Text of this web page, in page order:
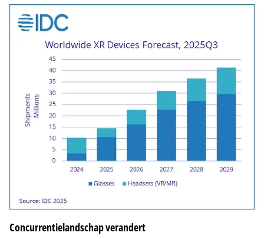
Concurrentielandschap verandert